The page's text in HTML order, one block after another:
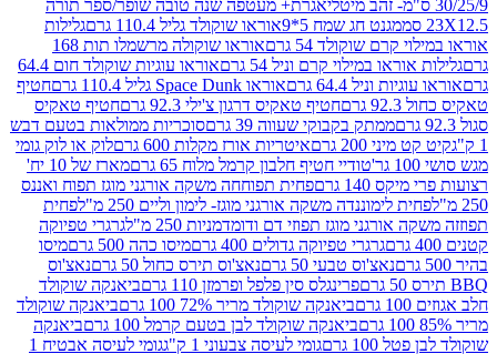
אגרת+ מעטפה שנה טובה שופר/ספר תורה
מגנט חג שמח 5*9
אוראו שוקולד גליל 110.4 גרם
גלילות
קרם שוקולד 54 גרם
אוראו שוקולה מרשמלו תות 168
במילוי קרם וניל 54 גרם
אוראו עוגיות שוקולד חום 64.4
וניל 64.4 גרם
אוראו Space Dunk גליל 110.4 גרם
חטיף
חטיף טאקיס דרגון צ'ילי 92.3 גרם
חטיף טאקיס
ממתק בקבוקי שעווה 39 גרם
סוכריות ממולאות בטעם דבש
200 גרם
איטריות אורז מקלות 600 גרם
לוק או לוק גומי
טודיי חטיף חלבון קרמל מלוח 65 גרם
מארז של 10 יח'
140 גרם
פחית תפוחחה משקה אורגני מוגז תפוח ואננס
לימוננדה משקה אורגני מוגז- לימון וליים 250 מ"ל
פחית
מוגז תפוזי דם ודומדמניות 250 מ"ל
גרגרי טפיוקה
גרגרי טפיוקה גדולים 400 גרם
מיסו כהה 500 גרם
מיסו
נאצ'וס טבעי 50 גרם
נאצ'וס תירס כחול 50 גרם
נאצ'וס
פרינגלס סין פלפל ופרמזן 110 גרם
ביאנקה שוקולד
ביאנקה שוקולד מריר 72% 100 גרם
ביאנקה שוקולד
ביאנקה שוקולד לבן בטעם קרמל 100 גרם
ביאנקה
גרם
גומי לעיסה צבעוני 1 ק"ג גומי לעיסה אבטיח 1